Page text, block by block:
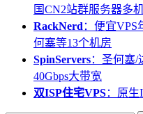
国CN2站群服务器多
RackNerd ：便宜VPS
何塞等13个机房
SpinServers：圣何塞/
40Gbps大带宽
双ISP住宅VPS：原生